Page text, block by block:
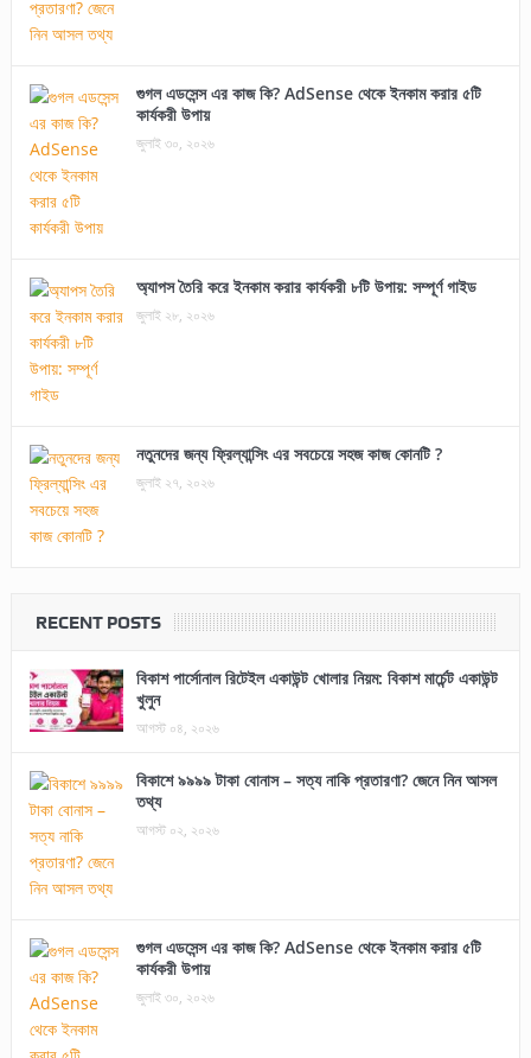
গুগল এডসেন্স এর কাজ কি? AdSense থেকে ইনকাম করার ৫টি
কার্যকরী উপায়
জুলাই ৩০, ২০২৬
অ্যাপস তৈরি করে ইনকাম করার কার্যকরী ৮টি উপায়: সম্পূর্ণ গাইড
জুলাই ২৮, ২০২৬
নতুনদের জন্য ফ্রিল্যান্সিং এর সবচেয়ে সহজ কাজ কোনটি ?
জুলাই ২৭, ২০২৬
RECENT POSTS
বিকাশ পার্সোনাল রিটেইল একাউন্ট খোলার নিয়ম: বিকাশ মার্চেন্ট একাউন্ট
খুলুন
আগস্ট ০৪, ২০২৬
বিকাশে ৯৯৯৯ টাকা বোনাস – সত্য নাকি প্রতারণা? জেনে নিন আসল
তথ্য
আগস্ট ০২, ২০২৬
গুগল এডসেন্স এর কাজ কি? AdSense থেকে ইনকাম করার ৫টি
কার্যকরী উপায়
জুলাই ৩০, ২০২৬